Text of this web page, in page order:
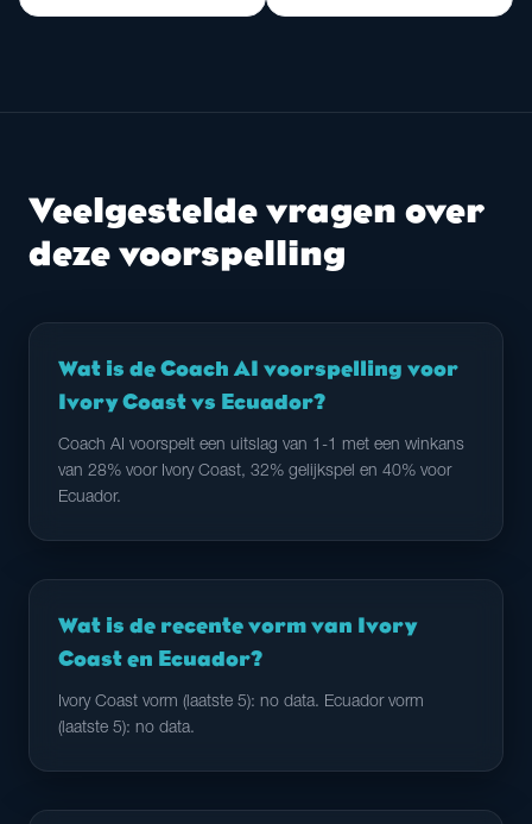
Veelgestelde vragen over
deze voorspelling
Wat is de Coach AI voorspelling voor
Ivory Coast vs Ecuador?
Coach AI voorspelt een uitslag van 1-1 met een winkans
van 28% voor Ivory Coast, 32% gelijkspel en 40% voor
Ecuador.
Wat is de recente vorm van Ivory
Coast en Ecuador?
Ivory Coast vorm (laatste 5): no data. Ecuador vorm
(laatste 5): no data.